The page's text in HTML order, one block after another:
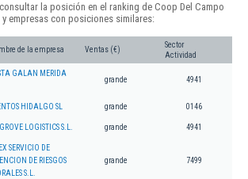
la posición en el ranking de Coop Del Campo
y empresas con posiciones similares:
de la empresa Ventas (€)
Sector
Actividad
GALAN MERIDA
grande 4941
HIDALGO SL grande 0146
LOGISTICS S.L. grande 4941
SERVICIO DE
DE RIESGOS
S.L.
grande 7499